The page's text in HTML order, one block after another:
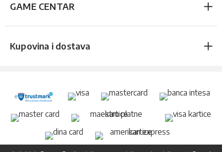
GAME CENTAR
Kupovina i dostava